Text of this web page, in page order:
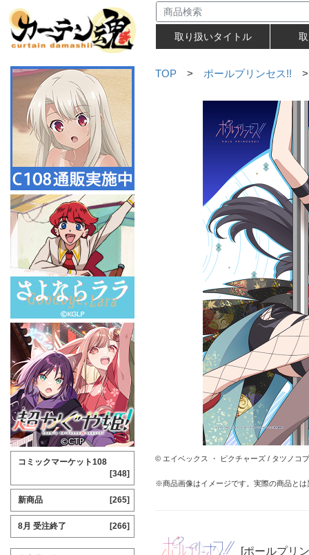
取り扱いタイトル
TOP > ポールプリンセス!! >
© エイベックス ・ ピクチャーズ / タツノコ
※商品画像はイメージです。実際の商品と
[ポールプリ
コミックマーケット108
[348]
新商品 [265]
8月 受注終了 [266]